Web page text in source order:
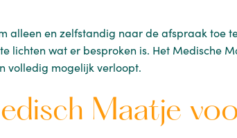
alleen en zelfstandig naar de afspraak toe
lichten wat er besproken is. Het Medische
volledig mogelijk verloopt.
Maatje